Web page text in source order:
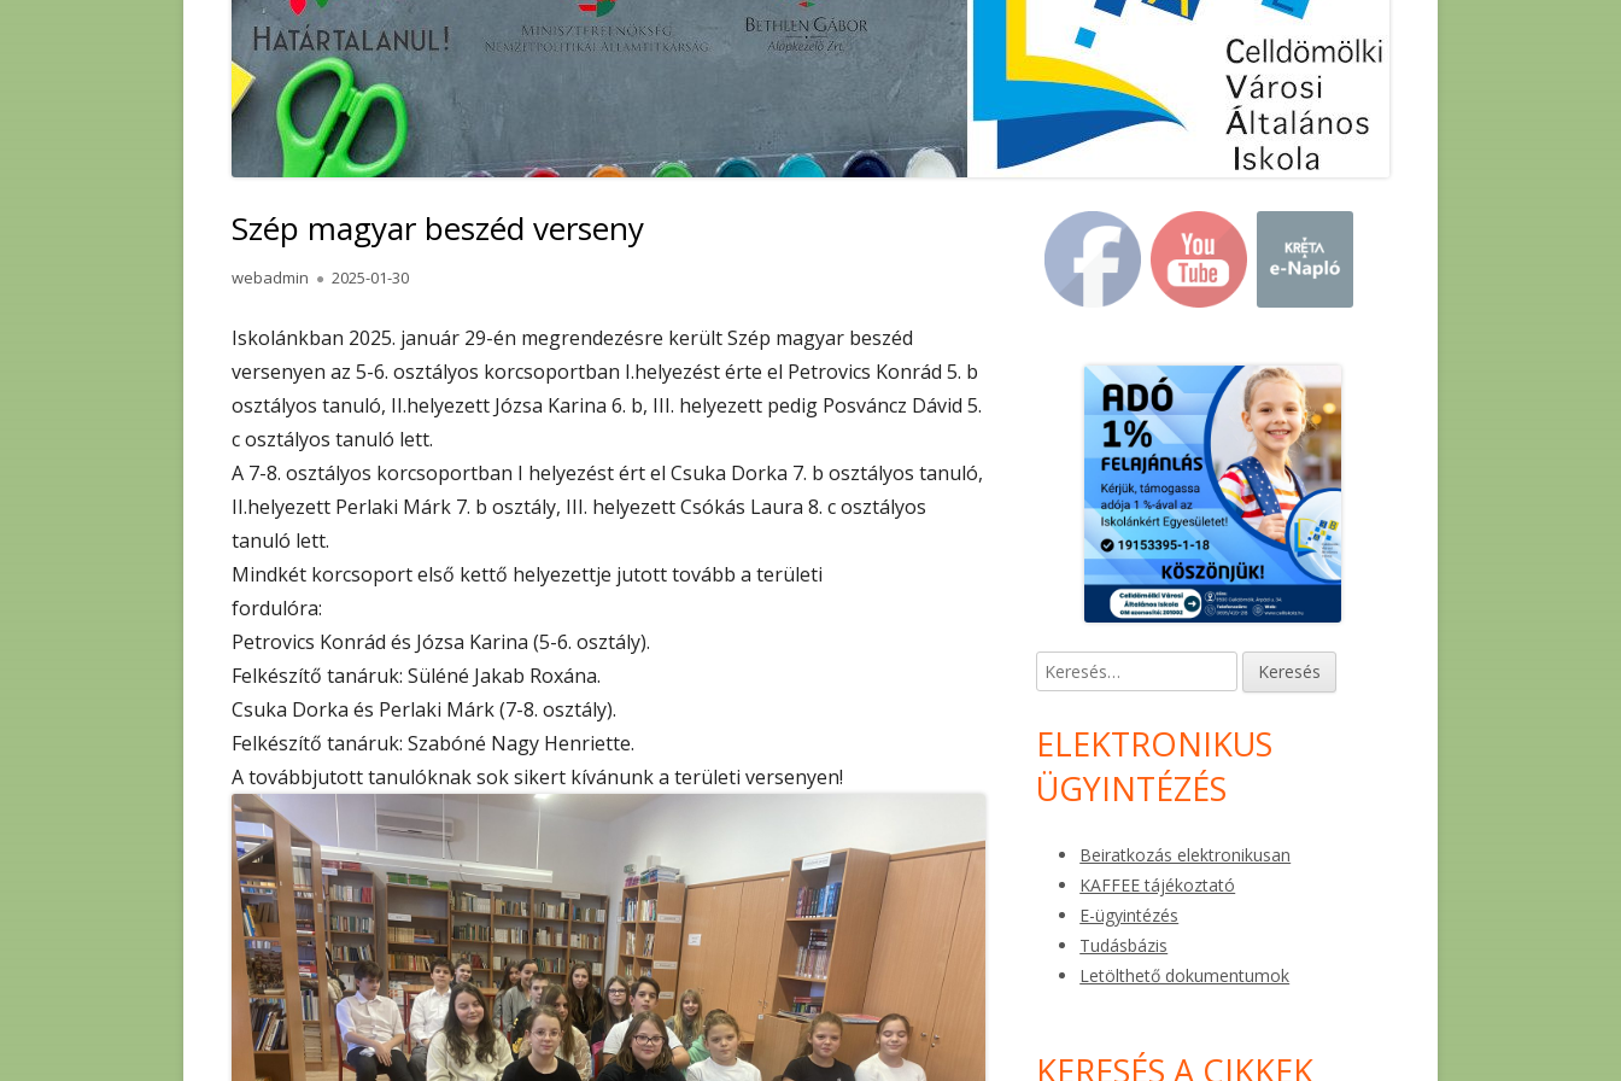
KÖZZÉTÉTEL
PEDAGÓGIAI PROGRAM
Szép magyar beszéd verseny
Author
webadmin
Published
2025-01-30
Iskolánkban 2025. január 29-én megrendezésre került Szép magyar beszéd
versenyen az 5-6. osztályos korcsoportban I.helyezést érte el Petrovics Konrád 5. b
osztályos tanuló, II.helyezett Józsa Karina 6. b, III. helyezett pedig Posváncz Dávid 5.
c osztályos tanuló lett.
A 7-8. osztályos korcsoportban I helyezést ért el Csuka Dorka 7. b osztályos tanuló,
II.helyezett Perlaki Márk 7. b osztály, III. helyezett Csókás Laura 8. c osztályos
tanuló lett.
Mindkét korcsoport első kettő helyezettje jutott tovább a területi
fordulóra:
Petrovics Konrád és Józsa Karina (5-6. osztály).
Felkészítő tanáruk: Süléné Jakab Roxána.
Csuka Dorka és Perlaki Márk (7-8. osztály).
Felkészítő tanáruk: Szabóné Nagy Henriette.
A továbbjutott tanulóknak sok sikert kívánunk a területi versenyen!
Main
Sidebar
Keresés:
ELEKTRONIKUS
ÜGYINTÉZÉS
Beiratkozás elektronikusan
KAFFEE tájékoztató
E-ügyintézés
Tudásbázis
Letölthető dokumentumok
KERESÉS A CIKKEK